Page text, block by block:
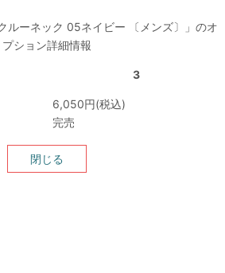
ルーネック 05ネイビー 〔メンズ〕」のオ
プション詳細情報
3
6,050円(税込)
完売
閉じる